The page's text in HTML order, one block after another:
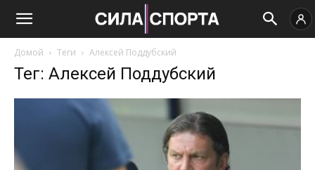
Домой Теги Алексей Поддубский
Тег: Алексей Поддубский